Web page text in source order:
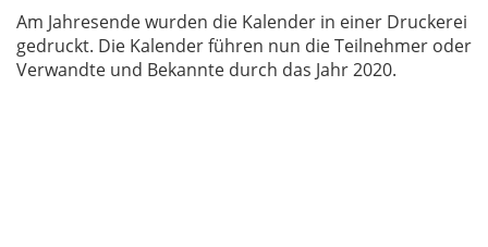
Am Jahresende wurden die Kalender in einer Druckerei
gedruckt. Die Kalender führen nun die Teilnehmer oder
Verwandte und Bekannte durch das Jahr 2020.